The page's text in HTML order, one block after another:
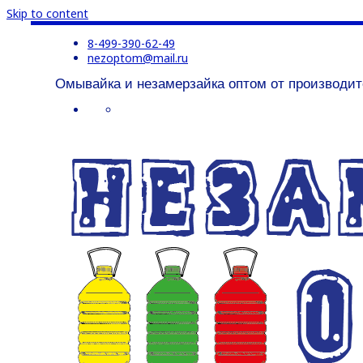
Skip to content
8-499-390-62-49
nezoptom@mail.ru
Омывайка и незамерзайка оптом от